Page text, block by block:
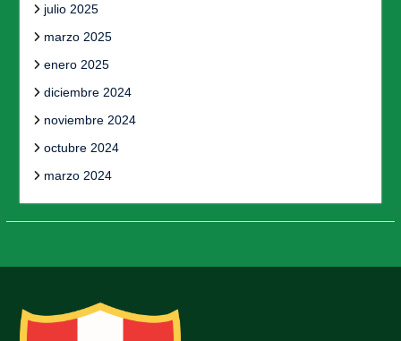
julio 2025
marzo 2025
enero 2025
diciembre 2024
noviembre 2024
octubre 2024
marzo 2024